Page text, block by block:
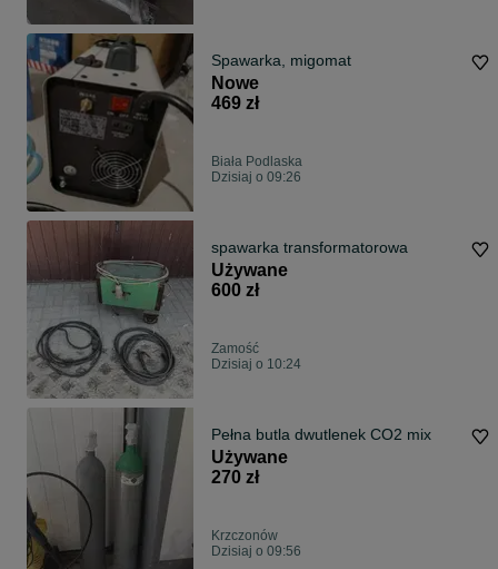
Spawarka, migomat
Nowe
469 zł
Biała Podlaska
Dzisiaj o 09:26
spawarka transformatorowa
Używane
600 zł
Zamość
Dzisiaj o 10:24
Pełna butla dwutlenek CO2 mix
Używane
270 zł
Krzczonów
Dzisiaj o 09:56